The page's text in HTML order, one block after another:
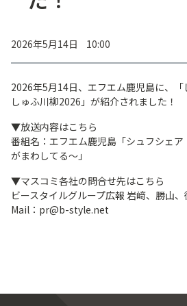
2026年5月14日 10:00
2026年5月14日、エフエム鹿児島に、
しゅふ川柳2026」が紹介されました！
▼放送内容はこちら
番組名：エフエム鹿児島「シュフシェ
がまわしてる～」
▼マスコミ各社の問合せ先はこちら
ビースタイルグループ広報 岩﨑、勝山、
Mail：pr@b-style.net